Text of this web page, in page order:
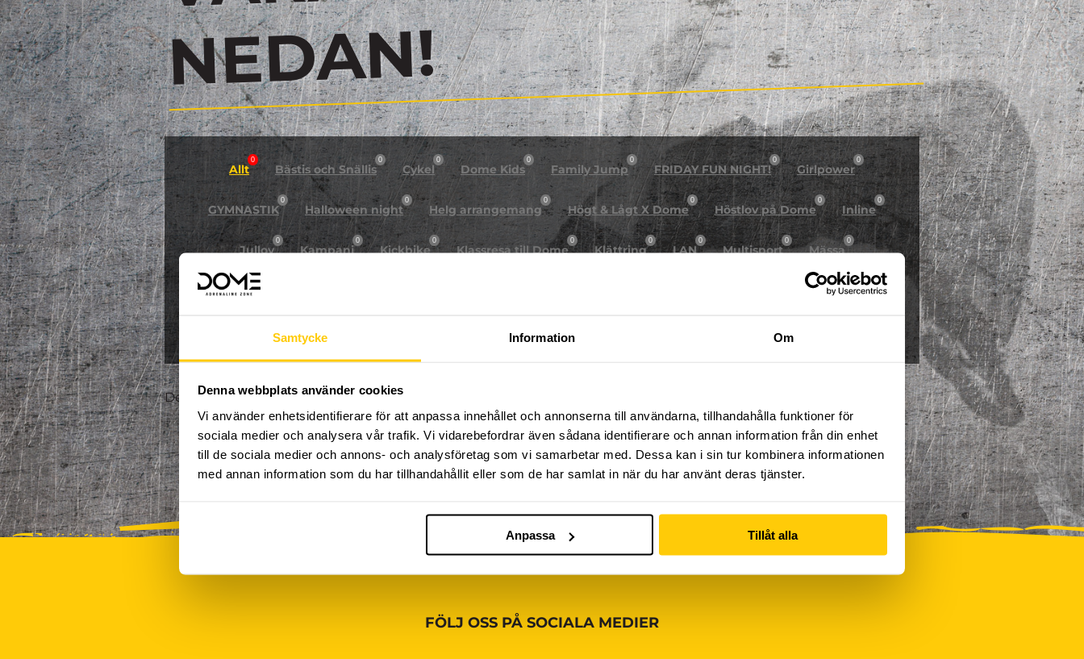
Samtycke Information Om
Denna webbplats använder cookies
Vi använder enhetsidentifierare för att anpassa innehållet och annonserna till användarna, tillhandahålla funktioner för
sociala medier och analysera vår trafik. Vi vidarebefordrar även sådana identifierare och annan information från din enhet
till de sociala medier och annons- och analysföretag som vi samarbetar med. Dessa kan i sin tur kombinera informationen
med annan information som du har tillhandahållit eller som de har samlat in när du har använt deras tjänster.
Anpassa Tillåt alla
N!
Allt
0
Bästis och Snällis
0
Cykel
0
Dome Kids
0
Family Jump
0
FRIDAY FUN NIGHT!
0
Girlpower
0
GYMNASTIK
0
Halloween night
0
Helg arrangemang
0
Högt & Lågt X Dome
0
Höstlov på Dome
0
Inline
0
Jullov
0
Kampanj
0
Kickbike
0
Klassresa till Dome
0
Klättring
0
LAN
0
Multisport
0
Mässa
0
NPF-Träning Skidor/Snowboard
0
Summercamp
Det finns tyvärr inte några aktiviteter ännu, vänligen kom tillbaka senare!
FÖLJ OSS PÅ SOCIALA MEDIER